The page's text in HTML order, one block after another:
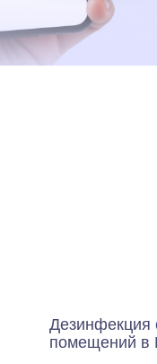
помещений в